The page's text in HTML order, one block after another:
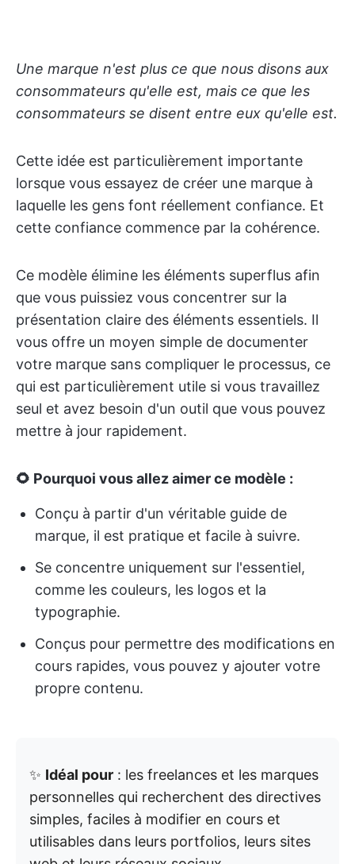
Une marque n'est plus ce que nous disons aux
consommateurs qu'elle est, mais ce que les
consommateurs se disent entre eux qu'elle est.
Cette idée est particulièrement importante
lorsque vous essayez de créer une marque à
laquelle les gens font réellement confiance. Et
cette confiance commence par la cohérence.
Ce modèle élimine les éléments superflus afin
que vous puissiez vous concentrer sur la
présentation claire des éléments essentiels. Il
vous offre un moyen simple de documenter
votre marque sans compliquer le processus, ce
qui est particulièrement utile si vous travaillez
seul et avez besoin d'un outil que vous pouvez
mettre à jour rapidement.
🌻 Pourquoi vous allez aimer ce modèle :
Conçu à partir d'un véritable guide de
marque, il est pratique et facile à suivre.
Se concentre uniquement sur l'essentiel,
comme les couleurs, les logos et la
typographie.
Conçus pour permettre des modifications en
cours rapides, vous pouvez y ajouter votre
propre contenu.
✨ Idéal pour : les freelances et les marques
personnelles qui recherchent des directives
simples, faciles à modifier en cours et
utilisables dans leurs portfolios, leurs sites